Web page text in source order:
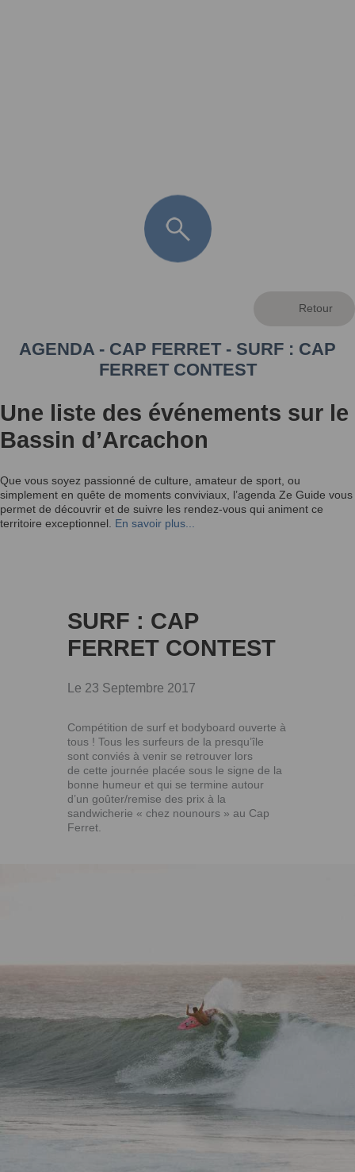
AGENDA - CAP FERRET - SURF : CAP
FERRET CONTEST
Une liste des événements sur le
Bassin d’Arcachon
Que vous soyez passionné de culture, amateur de sport, ou
simplement en quête de moments conviviaux, l’agenda Ze Guide vous
permet de découvrir et de suivre les rendez-vous qui animent ce
territoire exceptionnel. En savoir plus...
SURF : CAP
FERRET CONTEST
Le 23 Septembre 2017
Compétition de surf et bodyboard ouverte à
tous ! Tous les surfeurs de la presqu’île
sont conviés à venir se retrouver lors
de cette journée placée sous le signe de la
bonne humeur et qui se termine autour
d’un goûter/remise des prix à la
sandwicherie « chez nounours » au Cap
Ferret.